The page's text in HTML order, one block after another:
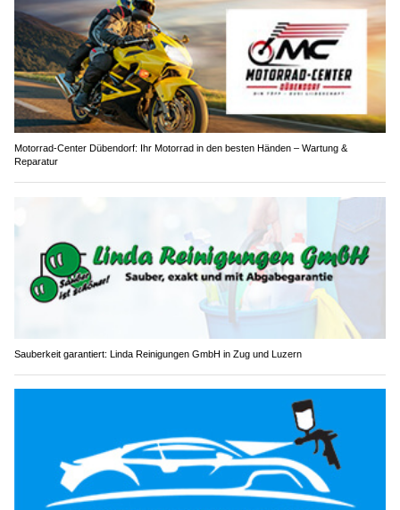
Motorrad-Center Dübendorf: Ihr Motorrad in den besten Händen – Wartung &
Reparatur
Sauberkeit garantiert: Linda Reinigungen GmbH in Zug und Luzern